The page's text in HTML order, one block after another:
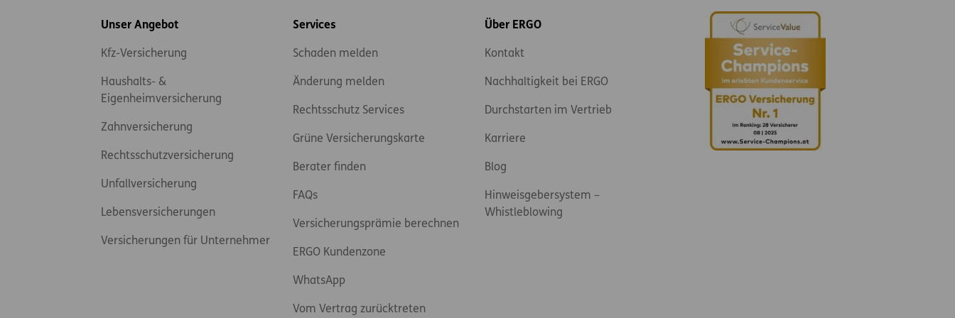
Inhaltsübersicht
Unser Angebot
Kfz-Versicherung
Haushalts- &
Eigenheimversicherung
Zahnversicherung
Rechtsschutzversicherung
Unfallversicherung
Lebensversicherungen
Versicherungen für Unternehmer
Services
Schaden melden
Änderung melden
Rechtsschutz Services
Grüne Versicherungskarte
Berater finden
FAQs
Versicherungsprämie berechnen
ERGO Kundenzone
WhatsApp
Vom Vertrag zurücktreten
Über ERGO
Kontakt
Nachhaltigkeit bei ERGO
Durchstarten im Vertrieb
Karriere
Blog
Hinweisgebersystem –
Whistleblowing